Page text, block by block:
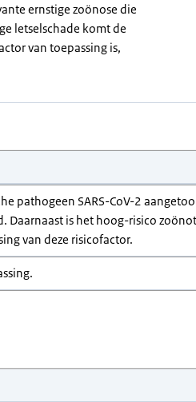
ernstige zoönose die
letselschade komt de
van toepassing is,
pathogeen SARS-CoV-2
is het hoog-risico
van deze risicofactor.